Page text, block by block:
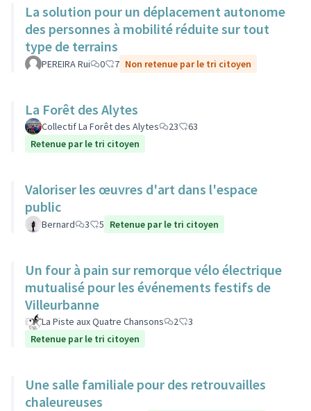
La solution pour un déplacement autonome
des personnes à mobilité réduite sur tout
type de terrains
PEREIRA Rui 0 7 Non retenue par le tri citoyen
La Forêt des Alytes
Collectif La Forêt des Alytes 23
63
Retenue par le tri citoyen
Valoriser les œuvres d'art dans l'espace
public
Bernard 3 5 Retenue par le tri citoyen
Un four à pain sur remorque vélo électrique
mutualisé pour les événements festifs de
Villeurbanne
La Piste aux Quatre Chansons 2
3
Retenue par le tri citoyen
Une salle familiale pour des retrouvailles
chaleureuses